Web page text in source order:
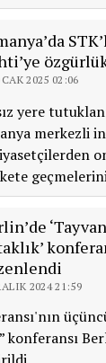
2025 02:06
yere
merkezli
2024 21:59
konferansı